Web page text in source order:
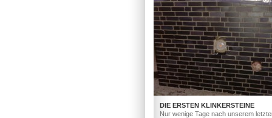
DIE ERSTEN KLINKERSTEINE
Nur wenige Tage nach unserem